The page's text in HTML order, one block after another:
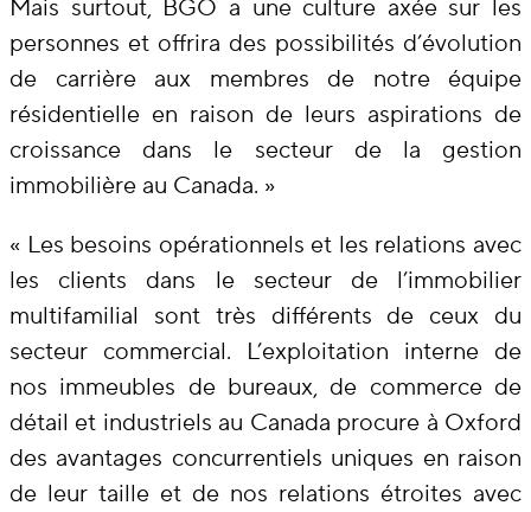
Mais surtout, BGO a une culture axée sur les
personnes et offrira des possibilités d’évolution
de carrière aux membres de notre équipe
résidentielle en raison de leurs aspirations de
croissance dans le secteur de la gestion
immobilière au Canada. »
« Les besoins opérationnels et les relations avec
les clients dans le secteur de l’immobilier
multifamilial sont très différents de ceux du
secteur commercial. L’exploitation interne de
nos immeubles de bureaux, de commerce de
détail et industriels au Canada procure à Oxford
des avantages concurrentiels uniques en raison
de leur taille et de nos relations étroites avec